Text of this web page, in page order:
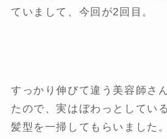
ていまして、今回が2回目。
すっかり伸びて違う美容師さ
たので、実はぼわっとしてい
髪型を一掃してもらいました。